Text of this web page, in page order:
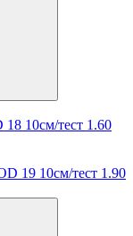
10см/тест 1.60